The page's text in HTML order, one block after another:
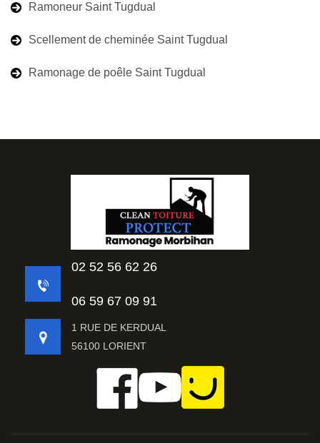
Ramoneur Saint Tugdual
Scellement de cheminée Saint Tugdual
Ramonage de poêle Saint Tugdual
02 52 56 62 26
06 59 67 09 91
1 RUE DE KERDUAL
56100 LORIENT